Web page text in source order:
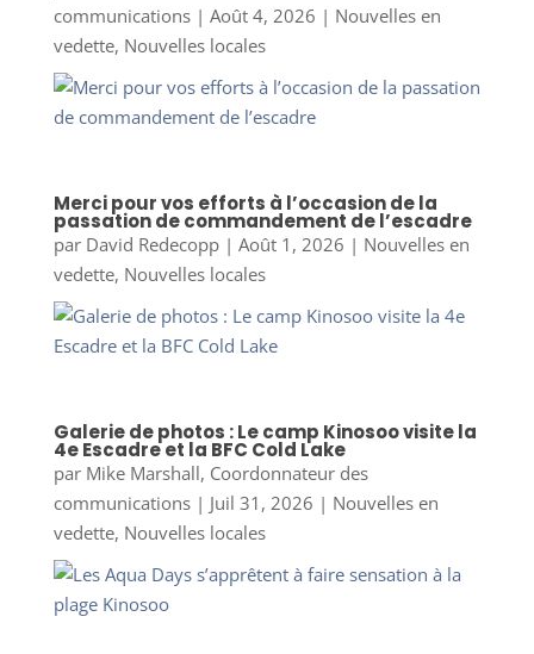
communications| Août 4, 2026 | Nouvelles en
vedette, Nouvelles locales
Merci pour vos efforts à l’occasion de la
passation de commandement de l’escadre
par David Redecopp| Août 1, 2026 | Nouvelles en
vedette, Nouvelles locales
Galerie de photos : Le camp Kinosoo visite la
4e Escadre et la BFC Cold Lake
par Mike Marshall, Coordonnateur des
communications| Juil 31, 2026 | Nouvelles en
vedette, Nouvelles locales